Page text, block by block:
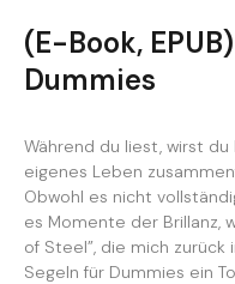
(E-Book,
Dummies
Während du liest, wirst
eigenes Leben
Obwohl es nicht
es Momente der Brillanz,
of Steel”, die mich
Segeln für Dummies ein